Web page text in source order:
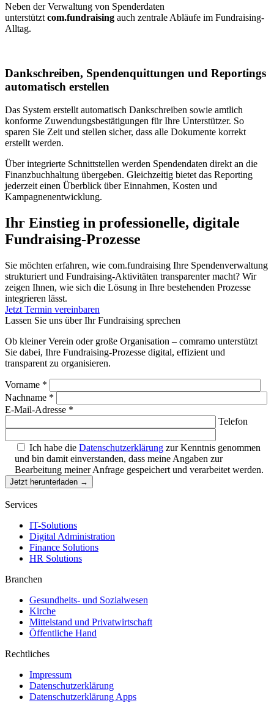
Neben der Verwaltung von Spenderdaten
unterstützt com.fundraising auch zentrale Abläufe im Fundraising-
Alltag.
Dankschreiben, Spendenquittungen und Reportings
automatisch erstellen
Das System erstellt automatisch Dankschreiben sowie amtlich
konforme Zuwendungsbestätigungen für Ihre Unterstützer. So
sparen Sie Zeit und stellen sicher, dass alle Dokumente korrekt
erstellt werden.
Über integrierte Schnittstellen werden Spendendaten direkt an die
Finanzbuchhaltung übergeben. Gleichzeitig bietet das Reporting
jederzeit einen Überblick über Einnahmen, Kosten und
Kampagnenentwicklung.
Ihr Einstieg in professionelle, digitale
Fundraising-Prozesse
Sie möchten erfahren, wie com.fundraising Ihre Spendenverwaltung
strukturiert und Fundraising-Aktivitäten transparenter macht? Wir
zeigen Ihnen, wie sich die Lösung in Ihre bestehenden Prozesse
integrieren lässt.
Jetzt Termin vereinbaren
Lassen Sie uns über Ihr Fundraising sprechen
Ob kleiner Verein oder große Organisation – comramo unterstützt
Sie dabei, Ihre Fundraising-Prozesse digital, effizient und
transparent zu organisieren.
Vorname *
Nachname *
E-Mail-Adresse *
Telefon
Ich habe die Datenschutzerklärung zur Kenntnis genommen
und bin damit einverstanden, dass meine Angaben zur
Bearbeitung meiner Anfrage gespeichert und verarbeitet werden.
Services
IT-Solutions
Digital Administration
Finance Solutions
HR Solutions
Branchen
Gesundheits- und Sozialwesen
Kirche
Mittelstand und Privatwirtschaft
Öffentliche Hand
Rechtliches
Impressum
Datenschutzerklärung
Datenschutzerklärung Apps